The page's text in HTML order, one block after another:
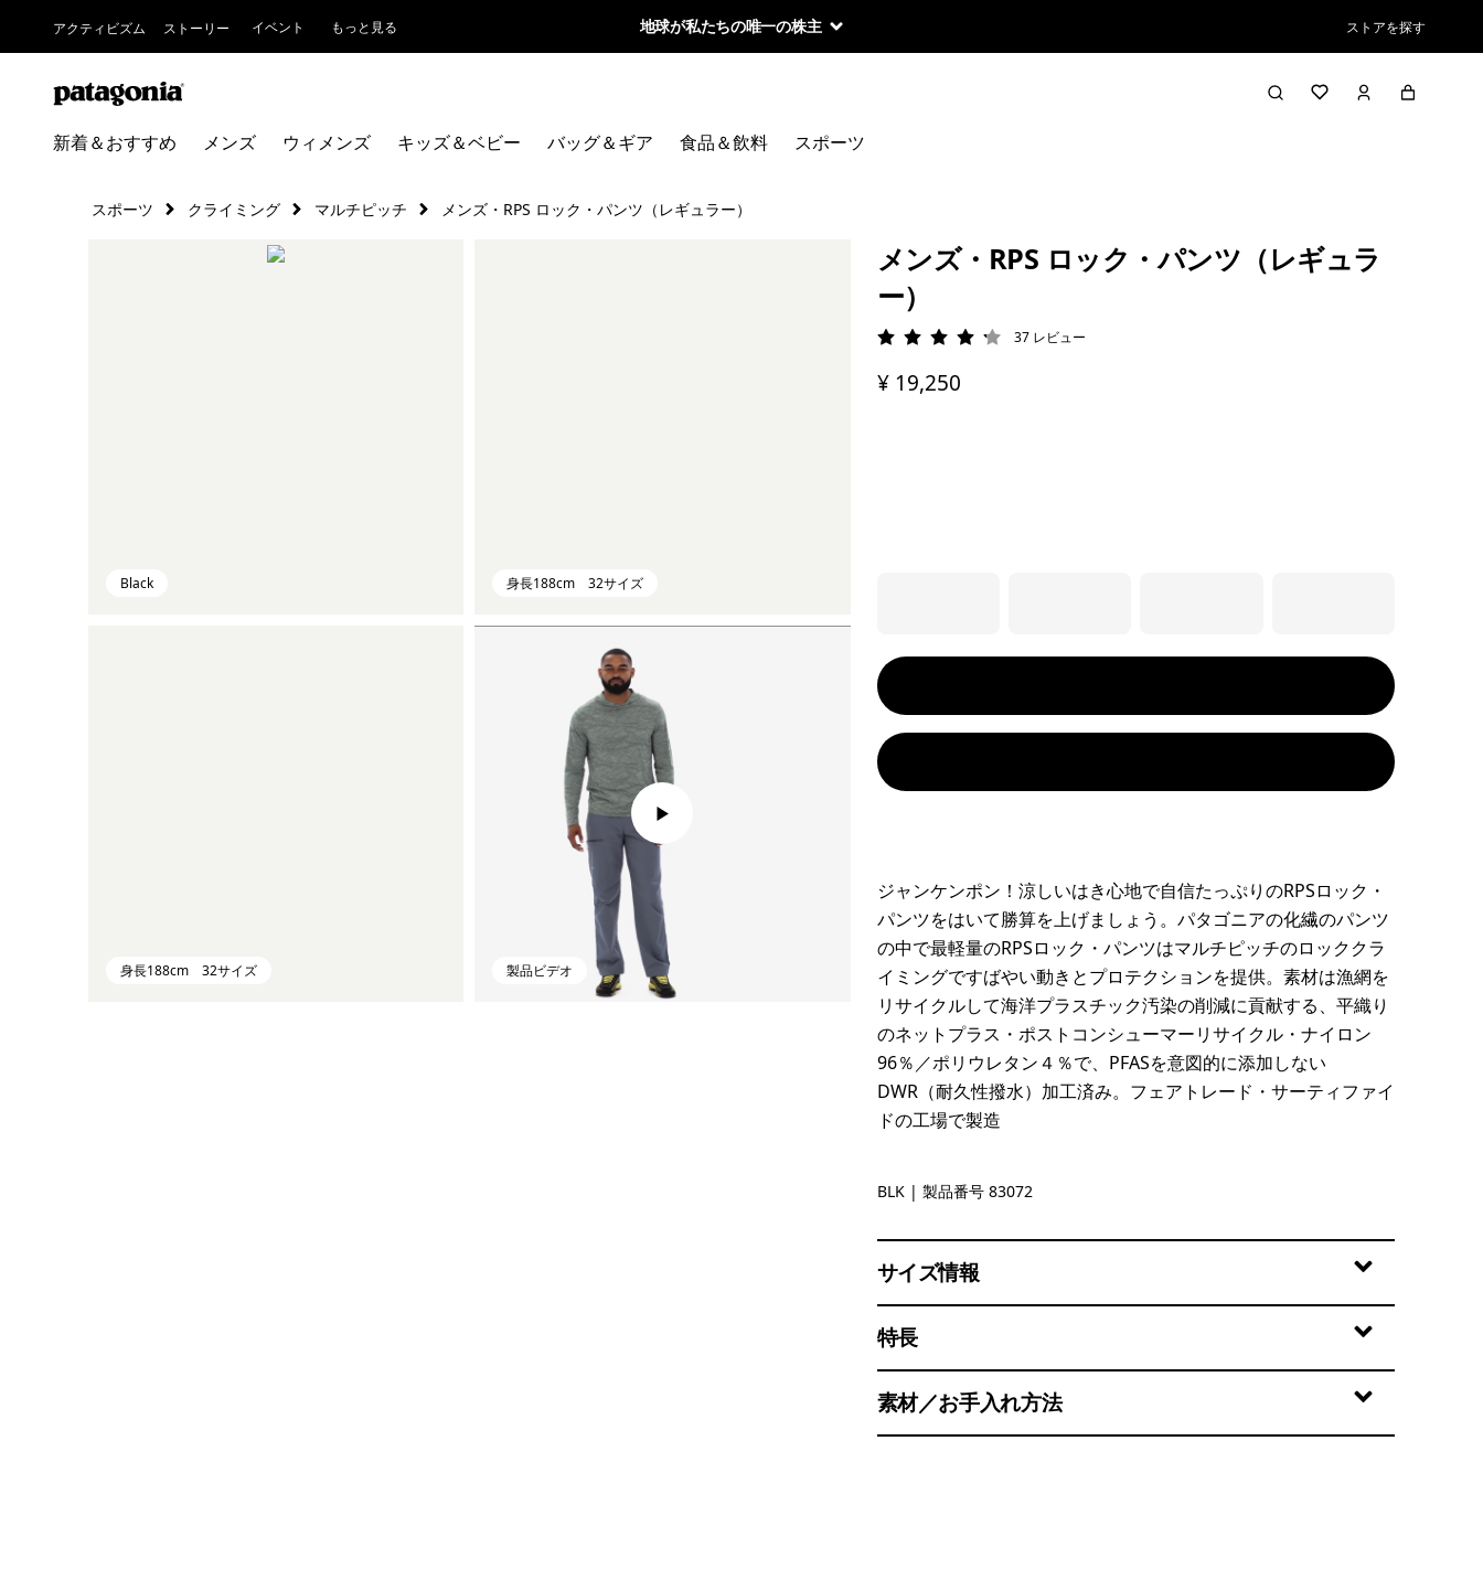
アクティビズム ストーリー イベント もっと見る 地球が私たちの唯一の株主 ストアを探す
新着＆おすすめ メンズ ウィメンズ キッズ＆ベビー バッグ＆ギア 食品＆飲料 スポーツ
スポーツ クライミング マルチピッチ メンズ・RPS ロック・パンツ（レギュラー）
Black 身長188cm 32サイズ
身長188cm 32サイズ 製品ビデオ
メンズ・RPS ロック・パンツ（レギュラ
ー）
評価: 4.2 / 5
37 レビュー
¥ 19,250
ジャンケンポン！涼しいはき心地で自信たっぷりのRPSロック・
パンツをはいて勝算を上げましょう。パタゴニアの化繊のパンツ
の中で最軽量のRPSロック・パンツはマルチピッチのロッククラ
イミングですばやい動きとプロテクションを提供。素材は漁網を
リサイクルして海洋プラスチック汚染の削減に貢献する、平織り
のネットプラス・ポストコンシューマーリサイクル・ナイロン
96％／ポリウレタン４％で、PFASを意図的に添加しない
DWR（耐久性撥水）加工済み。フェアトレード・サーティファイ
ドの工場で製造
Black
BLK | 製品番号 83072
サイズ情報
特長
素材／お手入れ方法